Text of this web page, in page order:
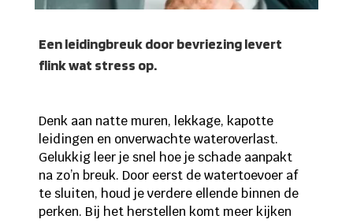
Een leidingbreuk door bevriezing levert
flink wat stress op.
Denk aan natte muren, lekkage, kapotte
leidingen en onverwachte wateroverlast.
Gelukkig leer je snel hoe je schade aanpakt
na zo’n breuk. Door eerst de watertoevoer af
te sluiten, houd je verdere ellende binnen de
perken. Bij het herstellen komt meer kijken